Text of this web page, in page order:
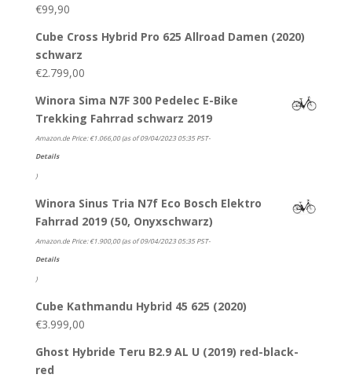
€99,90
Cube Cross Hybrid Pro 625 Allroad Damen (2020)
schwarz
€2.799,00
Winora Sima N7F 300 Pedelec E-Bike
Trekking Fahrrad schwarz 2019
Amazon.de Price:€1.066,00(as of 09/04/2023 05:35 PST-
Details
)
Winora Sinus Tria N7f Eco Bosch Elektro
Fahrrad 2019 (50, Onyxschwarz)
Amazon.de Price:€1.900,00(as of 09/04/2023 05:35 PST-
Details
)
Cube Kathmandu Hybrid 45 625 (2020)
€3.999,00
Ghost Hybride Teru B2.9 AL U (2019) red-black-
red